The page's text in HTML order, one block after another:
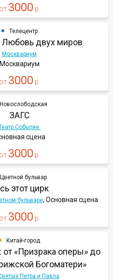
от 3000 р.
Телецентр
Любовь двух миров
Москвариум
Москвариум
от 3000 р.
Новослободская
ЗАГС
Событие.
сцена
от 3000 р.
Цветной бульвар
этот цирк
бульваре, Основная сцена
от 3000 р.
Китай-город
«Призрака оперы» до
Богоматери»
Петра и Павла